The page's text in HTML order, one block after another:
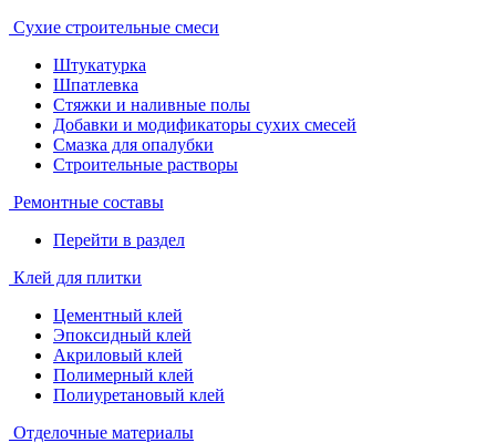
Сухие строительные смеси
Штукатурка
Шпатлевка
Стяжки и наливные полы
Добавки и модификаторы сухих смесей
Смазка для опалубки
Строительные растворы
Ремонтные составы
Перейти в раздел
Клей для плитки
Цементный клей
Эпоксидный клей
Акриловый клей
Полимерный клей
Полиуретановый клей
Отделочные материалы